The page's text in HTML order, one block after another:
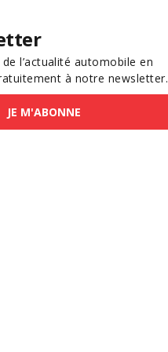
l’actualité automobile en
à notre newsletter.
JE M'ABONNE